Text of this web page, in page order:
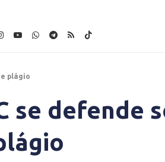
plágio
se defende